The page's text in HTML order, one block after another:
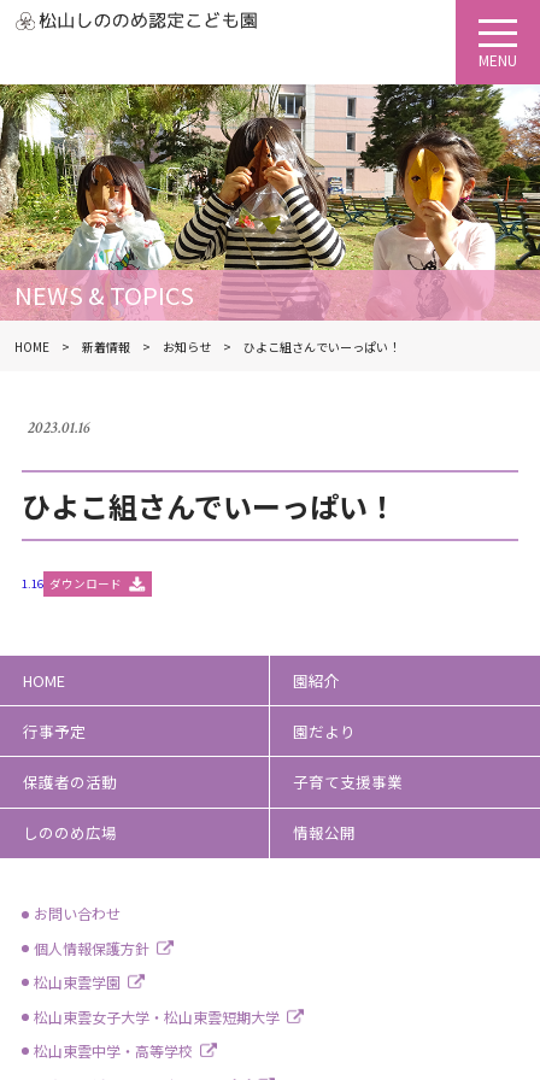
NEWS & TOPICS
HOME 新着情報 お知らせ ひよこ組さんでいーっぱい！
2023.01.16
ひよこ組さんでいーっぱい！
1.16 ダウンロード
HOME 園紹介
行事予定 園だより
保護者の活動 子育て支援事業
しののめ広場 情報公開
お問い合わせ
個人情報保護方針
松山東雲学園
松山東雲女子大学・松山東雲短期大学
松山東雲中学・高等学校